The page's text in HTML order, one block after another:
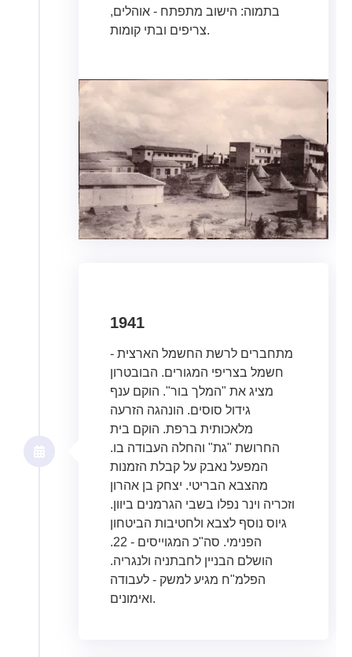
בתמוה: הישוב מתפתח - אוהלים,
צריפים ובתי קומות.
1941
מתחברים לרשת החשמל הארצית -
חשמל בצריפי המגורים. הבובטרון
מציג את "המלך בור". הוקם ענף
גידול סוסים. הונהגה הזרעה
מלאכותית ברפת. הוקם בית
החרושת "גת" והחלה העבודה בו.
המפעל נאבק על קבלת הזמנות
מהצבא הבריטי. יצחק בן אהרון
וזכריה וינר נפלו בשבי הגרמנים ביוון.
גיוס נוסף לצבא ולחטיבות הביטחון
הפנימי. סה"כ המגוייסים - 22.
הושלם הבניין לחבתניה ולנגריה.
הפלמ"ח מגיע למשק - לעבודה
ואימונים.